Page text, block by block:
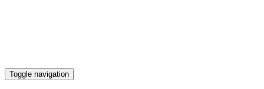
Toggle navigation